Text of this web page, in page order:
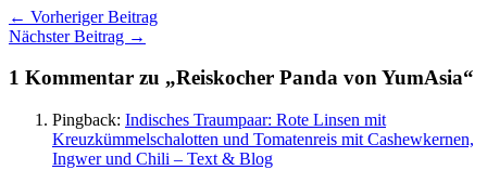
← Vorheriger Beitrag
Nächster Beitrag →
1 Kommentar zu „Reiskocher Panda von YumAsia“
Pingback: Indisches Traumpaar: Rote Linsen mit
Kreuzkümmelschalotten und Tomatenreis mit Cashewkernen,
Ingwer und Chili – Text & Blog